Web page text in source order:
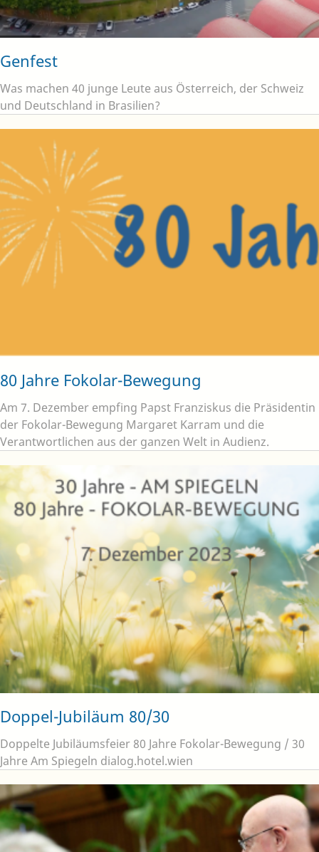
Genfest
Was machen 40 junge Leute aus Österreich, der Schweiz
und Deutschland in Brasilien?
80 Jahre Fokolar-Bewegung
Am 7. Dezember empfing Papst Franziskus die Präsidentin
der Fokolar-Bewegung Margaret Karram und die
Verantwortlichen aus der ganzen Welt in Audienz.
Doppel-Jubiläum 80/30
Doppelte Jubiläumsfeier 80 Jahre Fokolar-Bewegung / 30
Jahre Am Spiegeln dialog.hotel.wien